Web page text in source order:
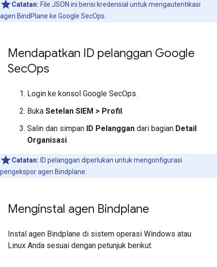
Catatan: File JSON ini berisi kredensial untuk mengautentikasi
agen BindPlane ke Google SecOps.
Mendapatkan ID pelanggan Google
SecOps
Login ke konsol Google SecOps.
Buka Setelan SIEM > Profil.
Salin dan simpan ID Pelanggan dari bagian Detail
Organisasi.
Catatan: ID pelanggan diperlukan untuk mengonfigurasi
pengekspor agen Bindplane.
Menginstal agen Bindplane
Instal agen Bindplane di sistem operasi Windows atau
Linux Anda sesuai dengan petunjuk berikut.